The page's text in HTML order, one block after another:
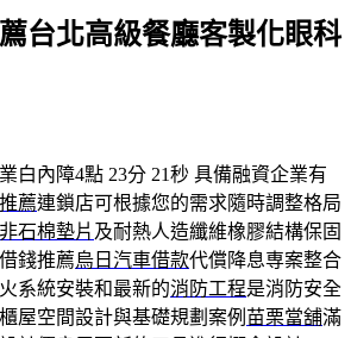
台北高級餐廳客製化眼科
白內障4點 23分 21秒 具備融資企業有
薦連鎖店可根據您的需求隨時調整格局
非石棉墊片 及耐熱人造纖維橡膠結構保固
錢推薦烏日汽車借款代償降息専案整合
系統安裝和最新的消防工程是消防安全
屋空間設計與基礎規劃案例 苗栗當舖滿